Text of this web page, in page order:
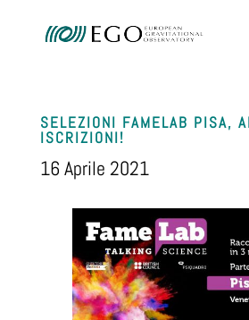
SELEZIONI FAMELAB PISA,
ISCRIZIONI!
16 Aprile 2021